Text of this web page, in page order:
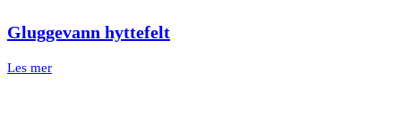
Gluggevann hyttefelt
Les mer